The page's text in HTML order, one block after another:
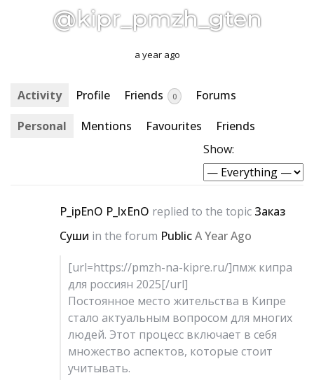
@kipr_pmzh_gten
a year ago
Activity Profile Friends 0
Forums
Personal
Mentions Favourites
Friends
Show:
P_ipEnO P_lxEnO replied to the topic Заказ
Суши in the forum PublicA Year Ago
[url=https://pmzh-na-kipre.ru/]пмж кипра
для россиян 2025[/url]
Постоянное место жительства в Кипре
стало актуальным вопросом для многих
людей. Этот процесс включает в себя
множество аспектов, которые стоит
учитывать.